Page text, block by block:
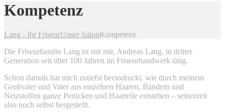
Kompetenz
Lang - Ihr FriseurUnser SalonKompetenz
Die Friseurfamilie Lang ist mit mir, Andreas Lang, in dritter
Generation seit über 100 Jahren im Friseurhandwerk tätig.
Schon damals hat mich zutiefst beeindruckt, wie durch meinem
Großvater und Vater aus einzelnen Haaren, Bändern und
Netzstoffen ganze Perücken und Haarteile entstehen – seinerzeit
also noch selbst hergestellt.